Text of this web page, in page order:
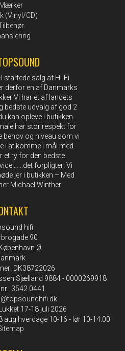
Mærker
(Vinyl/CD)
startede salg af Hi-Fi
derfor en af Danmarks
Vi har et af landets
bedste udvalg af god 2
kan opleve i butikken.
har stor respekt for
behov og niveau som vi
i at komme i mål med.
et ry for den bedste
forpligter! Vi
jer i butikken – Med
Michael Winther
hifi
90
Ø
DK38722026
Sjælland 9884 - 0000269918
3542 0441
17-18 juli 2026
aug hverdage 10-16 - lør 10-14.00